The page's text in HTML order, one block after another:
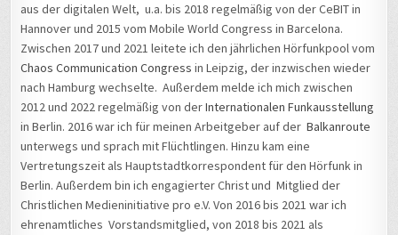
aus der digitalen Welt, u.a. bis 2018 regelmäßig von der CeBIT in
Hannover und 2015 vom Mobile World Congress in Barcelona.
Zwischen 2017 und 2021 leitete ich den jährlichen Hörfunkpool vom
Chaos Communication Congress in Leipzig, der inzwischen wieder
nach Hamburg wechselte. Außerdem melde ich mich zwischen
2012 und 2022 regelmäßig von derInternationalen Funkausstellung
in Berlin. 2016 war ich für meinen Arbeitgeber auf derBalkanroute
unterwegs und sprach mit Flüchtlingen. Hinzu kam eine
Vertretungszeit als Hauptstadtkorrespondent für den Hörfunk in
Berlin. Außerdem bin ich engagierter Christ und Mitglied der
Christlichen Medieninitiative pro e.V. Von 2016 bis 2021 war ich
ehrenamtliches Vorstandsmitglied, von 2018 bis 2021 als